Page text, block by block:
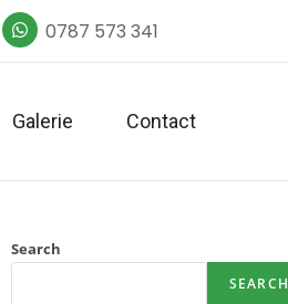
0787 573 341
Galerie Contact
Search
SEARCH